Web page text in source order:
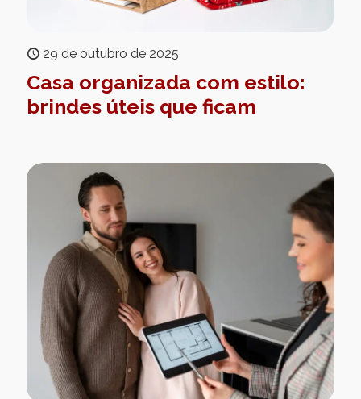
29 de outubro de 2025
Casa organizada com estilo:
brindes úteis que ficam